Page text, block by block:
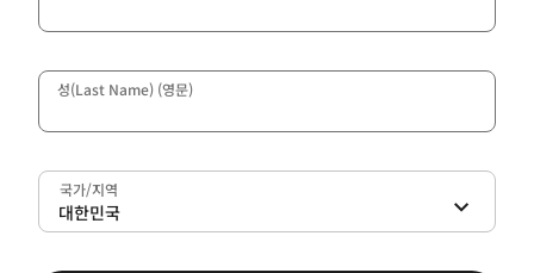
성(Last Name) (영문)
국가/지역
대한민국